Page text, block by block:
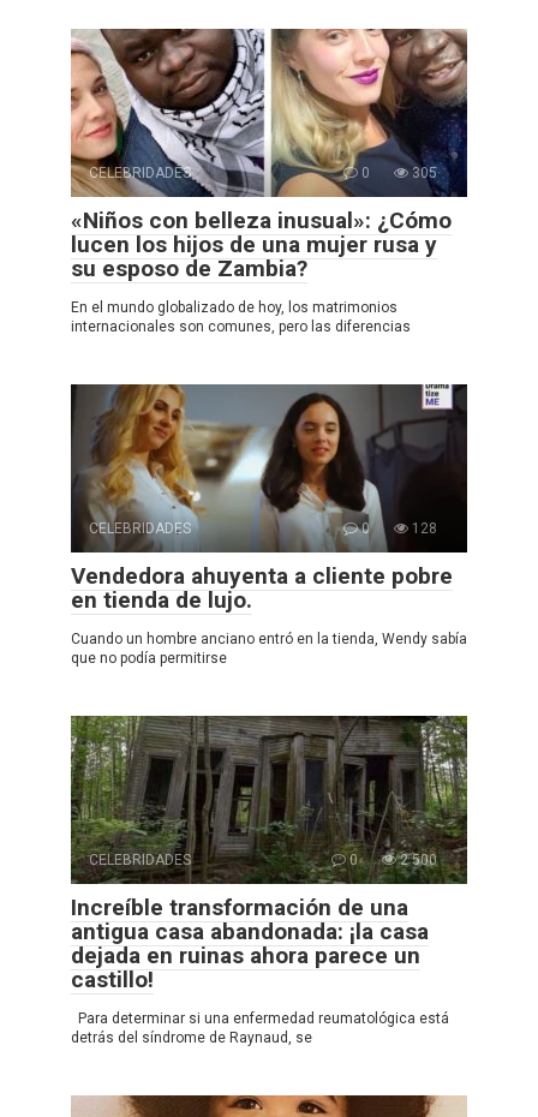
CELEBRIDADES 0 305
«Niños con belleza inusual»: ¿Cómo
lucen los hijos de una mujer rusa y
su esposo de Zambia?
En el mundo globalizado de hoy, los matrimonios
internacionales son comunes, pero las diferencias
CELEBRIDADES 0 128
Vendedora ahuyenta a cliente pobre
en tienda de lujo.
Cuando un hombre anciano entró en la tienda, Wendy sabía
que no podía permitirse
CELEBRIDADES 0 2 500
Increíble transformación de una
antigua casa abandonada: ¡la casa
dejada en ruinas ahora parece un
castillo!
Para determinar si una enfermedad reumatológica está
detrás del síndrome de Raynaud, se